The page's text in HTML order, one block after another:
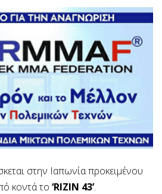
στην Ιαπωνία προκειμένου
κοντά το ‘RIZIN 43’.